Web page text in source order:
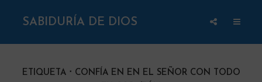
SABIDURÍA DE DIOS
ETIQUETA
CONFÍA EN EN EL SEÑOR CON TODO